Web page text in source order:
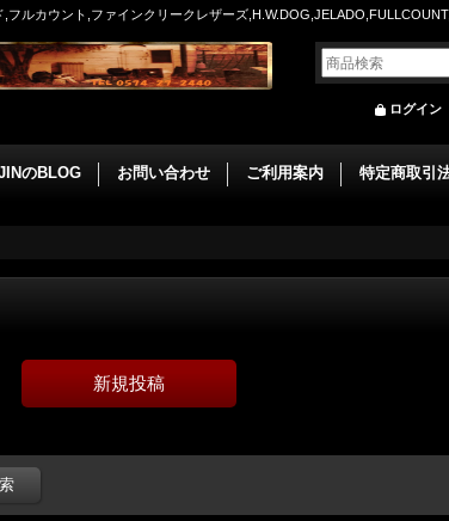
ルカウント,ファインクリークレザーズ
ログイン
のBLOG お問い合わせ ご利用案内 特定商取引
新規投稿